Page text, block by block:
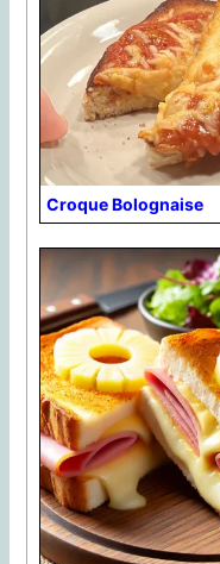
Croque Bolognaise